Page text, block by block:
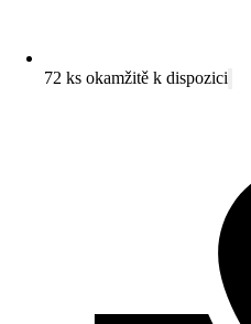
72 ks okamžitě k dispozici